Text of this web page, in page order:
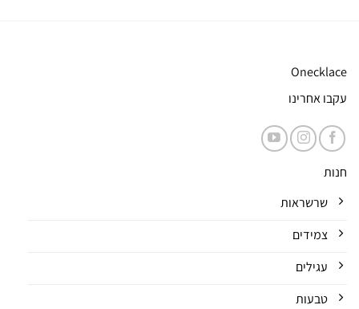
Onecklace
עקבו אחרינו
חנות
שרשראות
צמידים
עגילים
טבעות